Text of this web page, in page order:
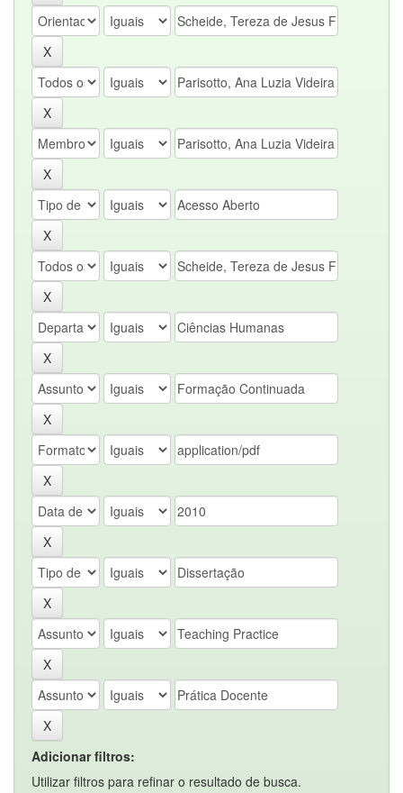
Adicionar filtros:
Utilizar filtros para refinar o resultado de busca.